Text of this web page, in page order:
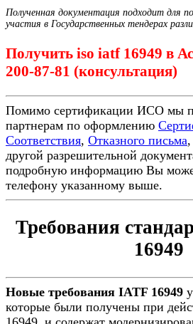
Полученная документация подходит для
участия в Государственных тендерах
Получить iso iatf 16949 в
200-87-81 (консультация)
Помимо сертификации ИСО мы
партнерам по оформлению
Соответствия, Отказного письма
другой разрешительной
подробную информацию Вы
телефону указанному выше.
Требования
16949
Новые требования IATF 16949
которые были получены при